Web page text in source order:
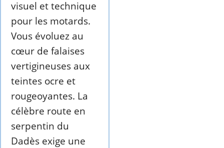
visuel et technique
pour les motards.
Vous évoluez au
cœur de falaises
vertigineuses aux
teintes ocre et
rougeoyantes. La
célèbre route en
serpentin du
Dadès exige une